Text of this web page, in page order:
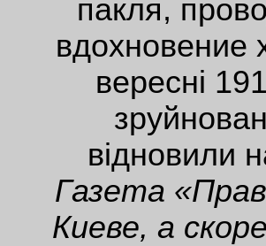
пакля,
вдохновение
вересні
відновили
Газета
Киеве, а